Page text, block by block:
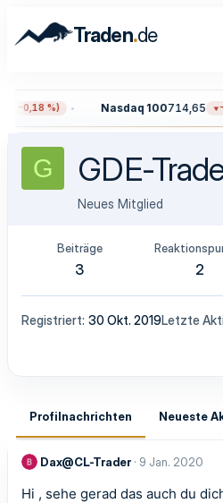
Traden.de
(−0,18 %) Nasdaq 100714,65
G GDE-
Neues Mitglied
Beiträge
3 2
Registriert 30 Okt. 2019Letzte
Profilnachrichten Neueste
Dax@CL-Trader 9 Jan. 2020
Hi , sehe gerad das auch du